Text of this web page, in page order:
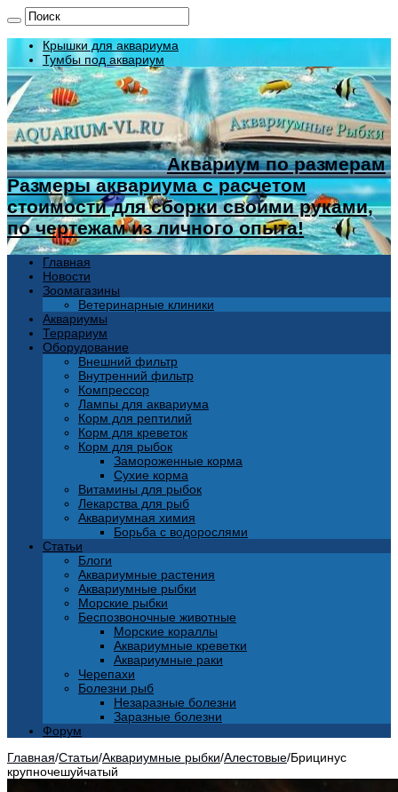
Крышки для аквариума
Тумбы под аквариум
Аквариум по размерам
Размеры аквариума с расчетом
стоимости для сборки своими руками,
по чертежам из личного опыта!
Главная
Новости
Зоомагазины
Ветеринарные клиники
Аквариумы
Террариум
Оборудование
Внешний фильтр
Внутренний фильтр
Компрессор
Лампы для аквариума
Корм для рептилий
Корм для креветок
Корм для рыбок
Замороженные корма
Сухие корма
Витамины для рыбок
Лекарства для рыб
Аквариумная химия
Борьба с водорослями
Статьи
Блоги
Аквариумные растения
Аквариумные рыбки
Морские рыбки
Беспозвоночные животные
Морские кораллы
Аквариумные креветки
Аквариумные раки
Черепахи
Болезни рыб
Незаразные болезни
Заразные болезни
Форум
Главная/Статьи/Аквариумные рыбки/Алестовые/Брицинус
крупночешуйчатый